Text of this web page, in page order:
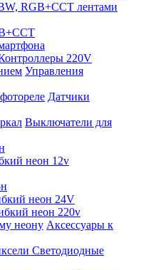
RGB+CCT лентами
220V
Управления
Датчики
Выключатели для
неон 12v
неон 24V
неон 220v
Аксессуары к
Светодиодные